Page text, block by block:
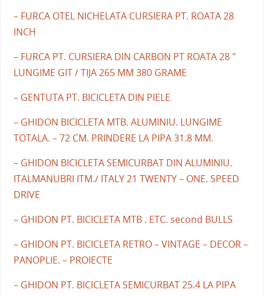
– FURCA OTEL NICHELATA CURSIERA PT. ROATA 28
INCH
– FURCA PT. CURSIERA DIN CARBON PT ROATA 28 "
LUNGIME GIT / TIJA 265 MM 380 GRAME
– GENTUTA PT. BICICLETA DIN PIELE
– GHIDON BICICLETA MTB. ALUMINIU. LUNGIME
TOTALA. – 72 CM. PRINDERE LA PIPA 31.8 MM.
– GHIDON BICICLETA SEMICURBAT DIN ALUMINIU.
ITALMANUBRI ITM./ ITALY 21 TWENTY – ONE. SPEED
DRIVE
– GHIDON PT. BICICLETA MTB . ETC. second BULLS
– GHIDON PT. BICICLETA RETRO – VINTAGE – DECOR –
PANOPLIE. – PROIECTE
– GHIDON PT. BICICLETA SEMICURBAT 25.4 LA PIPA